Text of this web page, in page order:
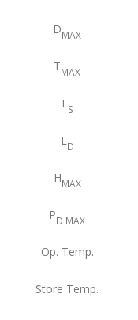
DMAX
TMAX
LS
LD
HMAX
PD MAX
Op. Temp.
Store Temp.